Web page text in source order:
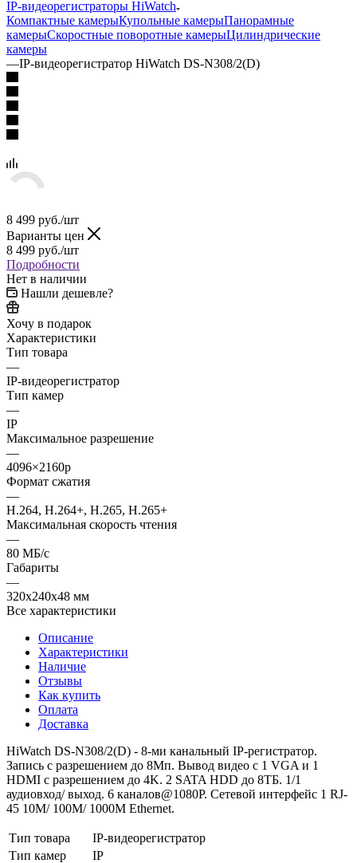
IP-видеорегистраторы HiWatch
Компактные камерыКупольные камерыПанорамные
камерыСкоростные поворотные камерыЦилиндрические
камеры
—IP-видеорегистратор HiWatch DS-N308/2(D)
8 499 руб./шт
Варианты цен
8 499 руб./шт
Подробности
Нет в наличии
Нашли дешевле?
Хочу в подарок
Характеристики
Тип товара
—
IP-видеорегистратор
Тип камер
—
IP
Максимальное разрешение
—
4096×2160p
Формат сжатия
—
H.264, H.264+, H.265, H.265+
Максимальная скорость чтения
—
80 МБ/с
Габариты
—
320x240x48 мм
Все характеристики
Описание
Характеристики
Наличие
Отзывы
Как купить
Оплата
Доставка
HiWatch DS-N308/2(D) - 8-ми канальный IP-регистратор.
Запись с разрешением до 8Мп. Вывод видео с 1 VGA и 1
HDMI с разрешением до 4K. 2 SATA HDD до 8ТБ. 1/1
аудиовход/ выход. 6 каналов@1080P. Сетевой интерфейс 1 RJ-
45 10M/ 100M/ 1000M Ethernet.
Тип товара
IP-видеорегистратор
Тип камер
IP